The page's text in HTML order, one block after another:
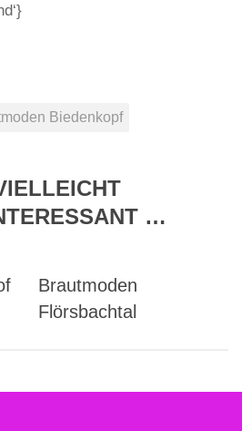
Biedenkopf
…
Brautmoden
Flörsbachtal